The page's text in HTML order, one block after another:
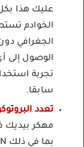
عليك هذا
الخوادم
الجغرافي
الوصول إلى
تجربة
سابقا.
تعدد
مهكر بيديك